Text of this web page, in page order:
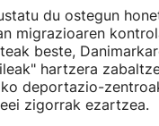
du ostegun
migrazioaren
beste,
hartzera
deportazio-
zigorrak ezartzea.